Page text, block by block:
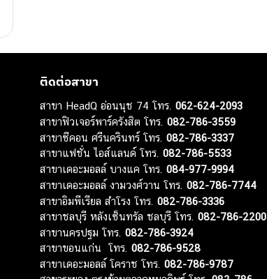
ติดต่อสาขา
สาขา HeadQ อ่อนนุช 74 โทร.062-624-2093
สาขาฟิวเจอร์พาร์ครังสิต โทร.082-786-3559
สาขาซีคอน ศรีนครินทร์ โทร.082-786-3337
สาขาแฟชั่น ไอส์แลนด์ โทร.082-786-5533
สาขาเดอะมอลล์ บางแค โทร.084-977-9994
สาขาเดอะมอลล์ งามวงศ์วาน โทร.082-786-7744
สาขาอิมพีเรียล สำโรง โทร.082-786-3336
สาขาชลบุรี หลังเซ็นทรัล ชลบุรี โทร.082-786-2200
สาขานครปฐม โทร.082-786-3924
สาขาขอนแก่น โทร.082-786-9528
สาขาเดอะมอลล์ โคราช โทร.082-786-9787